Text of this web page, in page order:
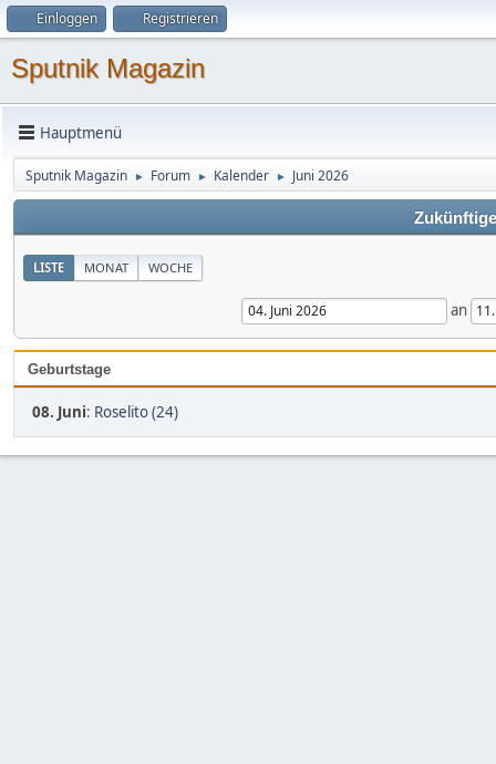
Einloggen Registrieren
Sputnik Magazin
Hauptmenü
Sputnik Magazin ► Forum ► Kalender ► Juni 2026
LISTE MONAT WOCHE
an
Geburtstage
08. Juni: Roselito (24)